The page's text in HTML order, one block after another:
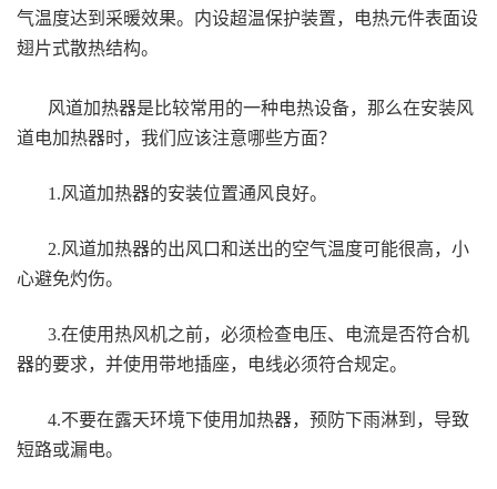
气温度达到采暖效果。内设超温保护装置，电热元件表面设
翅片式散热结构。
风道加热器是比较常用的一种电热设备，那么在安装风
道电加热器时，我们应该注意哪些方面？
1.风道加热器的安装位置通风良好。
2.风道加热器的出风口和送出的空气温度可能很高，小
心避免灼伤。
3.在使用热风机之前，必须检查电压、电流是否符合机
器的要求，并使用带地插座，电线必须符合规定。
4.不要在露天环境下使用加热器，预防下雨淋到，导致
短路或漏电。